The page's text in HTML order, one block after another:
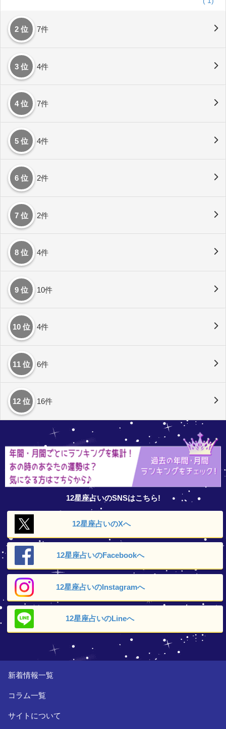
2 位 7件
3 位 4件
4 位 7件
5 位 4件
6 位 2件
7 位 2件
8 位 4件
9 位 10件
10 位 4件
11 位 6件
12 位 16件
12星座占いのSNSはこちら!
12星座占いのXへ
12星座占いのFacebookへ
12星座占いのInstagramへ
12星座占いのLineへ
新着情報一覧
コラム一覧
サイトについて